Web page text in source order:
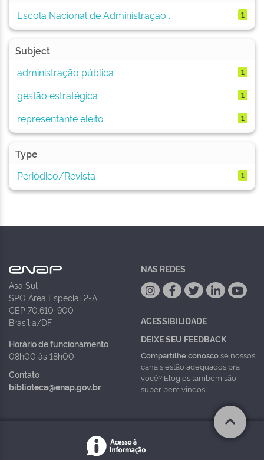
Escola Nacional de Administração ...
1
Subject
administração pública
1
gestão estratégica 1
representante eleito 1
Type
Periódico/Revista
1
Asa Sul
SPO Área Especial 2-A
CEP 70.610-900
Brasília/DF
Horário de funcionamento
08h00 às 18h00
Contato
biblioteca@enap.gov.br
NAS REDES
ACESSIBILIDADE
DEIXE SEU FEEDBACK
Compartilhe conoscose nossos
canais estão adequados pra
você? Elogios também são
super bem vindos!